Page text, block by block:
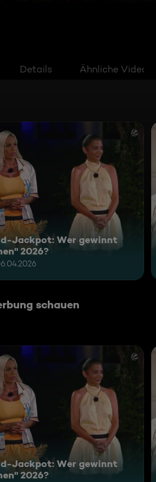
Details Ähnliche Videos
Jackpot: Wer gewinnt
2026?
schauen
Jackpot: Wer gewinnt
2026?